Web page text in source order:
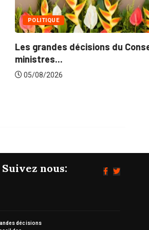
POLITIQUE
grandes décisions du Conseil des
05/08/2026
Suivez nous:
décisions